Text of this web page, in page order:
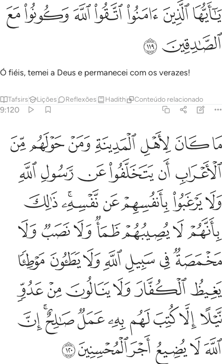
يا ايها الذين امنوا اتقوا الله وكونوا مع الصادقين ١١٩
يَـٰٓأَيُّهَا ٱلَّذِينَ ءَامَنُوا۟ ٱتَّقُوا۟ ٱللَّهَ وَكُونُوا۟ مَعَ
ﱢﱣﱤﱥﱦﱧﱨ
ﱩﱪ
Ó fiéis, temei a Deus e permanecei com os verazes!
Tafsirs Lições Reflexões Hadith Conteúdo relacionado
9:120
ما كان لاهل المدينة ومن حولهم من الاعراب ان يتخلفوا عن رسول الله
مَا كَانَ لِأَهْلِ ٱلْمَدِينَةِ وَمَنْ حَوْلَهُم مِّنَ ٱلْأَعْرَابِ أَن
ﱫﱬﱭﱮﱯﱰﱱ
ﱲ ﱳﱴﱵﱶﱷ
ﱸﱹﱺﱻﱼﱽﱾ
ﱿﲀﲁﲂﲃﲄﲅ
ﲆﲇﲈﲉﲊﲋ ﲌ
ﲍﲎﲏﲐﲑﲒ
ﲓﲔ ﲕﲖﲗﲘﲙﲚﲛ
ﲜﲝﲞﲟﲠﲡ